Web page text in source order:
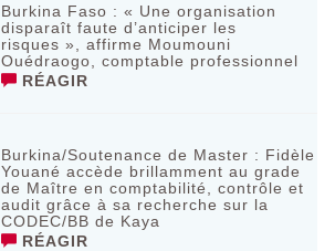
Burkina Faso : « Une organisation
disparaît faute d’anticiper les
risques », affirme Moumouni
Ouédraogo, comptable professionnel
RÉAGIR
Burkina/Soutenance de Master : Fidèle
Youané accède brillamment au grade
de Maître en comptabilité, contrôle et
audit grâce à sa recherche sur la
CODEC/BB de Kaya
RÉAGIR